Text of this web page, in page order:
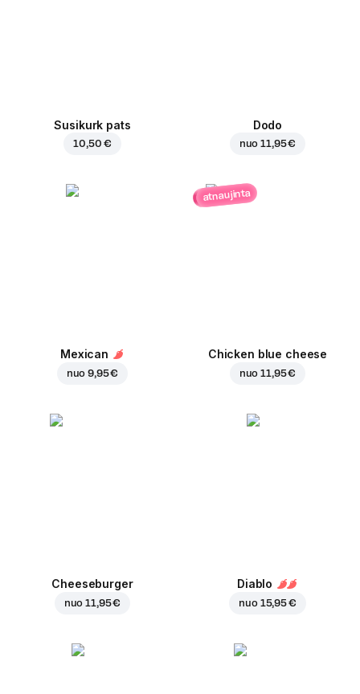
Susikurk pats
10,50 €
Dodo
nuo11,95 €
Mexican
nuo9,95 €
atnaujinta
Chicken blue cheese
nuo11,95 €
Cheeseburger
nuo11,95 €
Diablo
nuo 15,95 €